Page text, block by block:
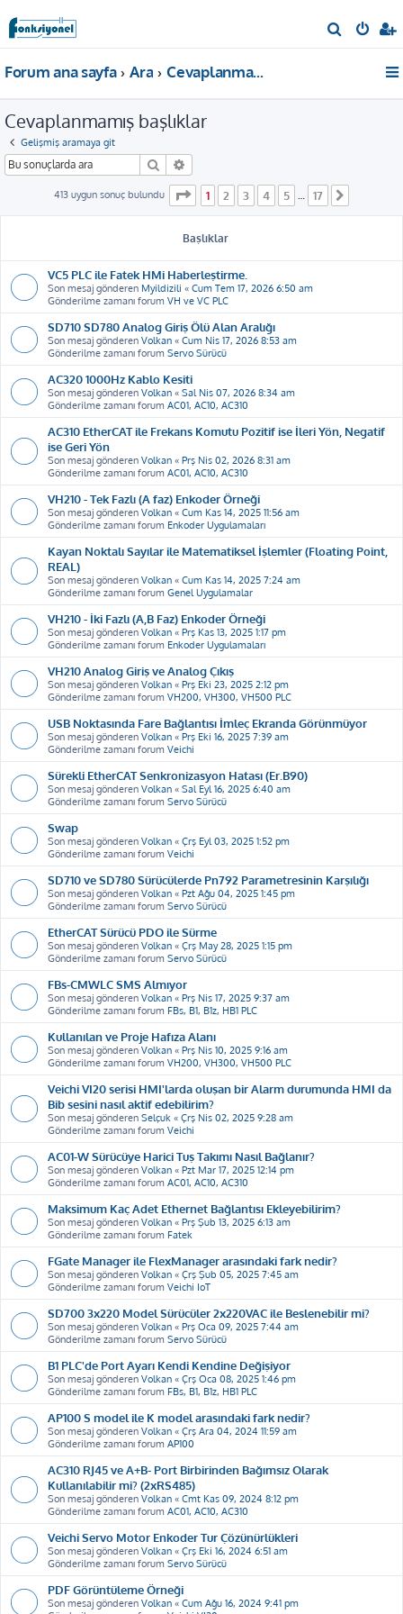
r
Forum ana sayfa Ara Cevaplanmamış başlıklar
Cevaplanmamış başlıklar
Gelişmiş aramaya git
Ara
413 uygun sonuç bulundu . sayfa (Toplam 17 sayfa)
1 2 3 4 5 17
Başlıklar
VC5 PLC ile Fatek HMi Haberleştirme.
Son mesaj gönderen Myildizili « Cum Tem 17, 2026 6:50 am
Gönderilme zamanı forum VH ve VC PLC
SD710 SD780 Analog Giriş Ölü Alan Aralığı
Son mesaj gönderen Volkan « Cum Nis 17, 2026 8:53 am
Gönderilme zamanı forum Servo Sürücü
AC320 1000Hz Kablo Kesiti
Son mesaj gönderen Volkan « Sal Nis 07, 2026 8:34 am
Gönderilme zamanı forum AC01, AC10, AC310
AC310 EtherCAT ile Frekans Komutu Pozitif ise İleri Yön, Negatif
ise Geri Yön
Son mesaj gönderen Volkan « Prş Nis 02, 2026 8:31 am
Gönderilme zamanı forum AC01, AC10, AC310
VH210 - Tek Fazlı (A faz) Enkoder Örneği
Son mesaj gönderen Volkan « Cum Kas 14, 2025 11:56 am
Gönderilme zamanı forum Enkoder Uygulamaları
Kayan Noktalı Sayılar ile Matematiksel İşlemler (Floating Point,
REAL)
Son mesaj gönderen Volkan « Cum Kas 14, 2025 7:24 am
Gönderilme zamanı forum Genel Uygulamalar
VH210 - İki Fazlı (A,B Faz) Enkoder Örneği
Son mesaj gönderen Volkan « Prş Kas 13, 2025 1:17 pm
Gönderilme zamanı forum Enkoder Uygulamaları
VH210 Analog Giriş ve Analog Çıkış
Son mesaj gönderen Volkan « Prş Eki 23, 2025 2:12 pm
Gönderilme zamanı forum VH200, VH300, VH500 PLC
USB Noktasında Fare Bağlantısı İmleç Ekranda Görünmüyor
Son mesaj gönderen Volkan « Prş Eki 16, 2025 7:39 am
Gönderilme zamanı forum Veichi
Sürekli EtherCAT Senkronizasyon Hatası (Er.B90)
Son mesaj gönderen Volkan « Sal Eyl 16, 2025 6:40 am
Gönderilme zamanı forum Servo Sürücü
Swap
Son mesaj gönderen Volkan « Çrş Eyl 03, 2025 1:52 pm
Gönderilme zamanı forum Veichi
SD710 ve SD780 Sürücülerde Pn792 Parametresinin Karşılığı
Son mesaj gönderen Volkan « Pzt Ağu 04, 2025 1:45 pm
Gönderilme zamanı forum Servo Sürücü
EtherCAT Sürücü PDO ile Sürme
Son mesaj gönderen Volkan « Çrş May 28, 2025 1:15 pm
Gönderilme zamanı forum Servo Sürücü
FBs-CMWLC SMS Almıyor
Son mesaj gönderen Volkan « Prş Nis 17, 2025 9:37 am
Gönderilme zamanı forum FBs, B1, B1z, HB1 PLC
Kullanılan ve Proje Hafıza Alanı
Son mesaj gönderen Volkan « Prş Nis 10, 2025 9:16 am
Gönderilme zamanı forum VH200, VH300, VH500 PLC
Veichi VI20 serisi HMI'larda oluşan bir Alarm durumunda HMI da
Bib sesini nasıl aktif edebilirim?
Son mesaj gönderen Selçuk « Çrş Nis 02, 2025 9:28 am
Gönderilme zamanı forum Veichi
AC01-W Sürücüye Harici Tuş Takımı Nasıl Bağlanır?
Son mesaj gönderen Volkan « Pzt Mar 17, 2025 12:14 pm
Gönderilme zamanı forum AC01, AC10, AC310
Maksimum Kaç Adet Ethernet Bağlantısı Ekleyebilirim?
Son mesaj gönderen Volkan « Prş Şub 13, 2025 6:13 am
Gönderilme zamanı forum Fatek
FGate Manager ile FlexManager arasındaki fark nedir?
Son mesaj gönderen Volkan « Çrş Şub 05, 2025 7:45 am
Gönderilme zamanı forum Veichi IoT
SD700 3x220 Model Sürücüler 2x220VAC ile Beslenebilir mi?
Son mesaj gönderen Volkan « Prş Oca 09, 2025 7:44 am
Gönderilme zamanı forum Servo Sürücü
B1 PLC'de Port Ayarı Kendi Kendine Değişiyor
Son mesaj gönderen Volkan « Çrş Oca 08, 2025 1:46 pm
Gönderilme zamanı forum FBs, B1, B1z, HB1 PLC
AP100 S model ile K model arasındaki fark nedir?
Son mesaj gönderen Volkan « Çrş Ara 04, 2024 11:59 am
Gönderilme zamanı forum AP100
AC310 RJ45 ve A+B- Port Birbirinden Bağımsız Olarak
Kullanılabilir mi? (2xRS485)
Son mesaj gönderen Volkan « Cmt Kas 09, 2024 8:12 pm
Gönderilme zamanı forum AC01, AC10, AC310
Veichi Servo Motor Enkoder Tur Çözünürlükleri
Son mesaj gönderen Volkan « Çrş Eki 16, 2024 6:51 am
Gönderilme zamanı forum Servo Sürücü
PDF Görüntüleme Örneği
Son mesaj gönderen Volkan « Cum Ağu 16, 2024 9:41 pm